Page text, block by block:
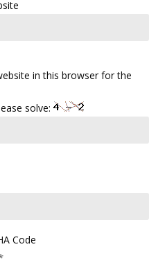
in this browser for the
solve:
Code